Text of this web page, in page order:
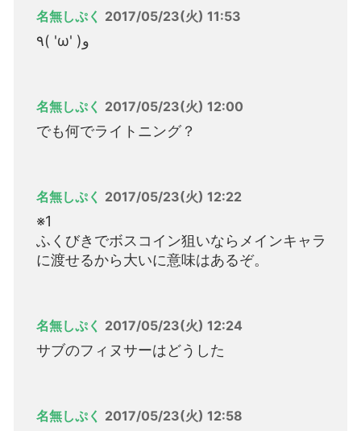
名無しぷく 2017/05/23(火) 11:53
٩( 'ω' )و
名無しぷく 2017/05/23(火) 12:00
でも何でライトニング？
名無しぷく 2017/05/23(火) 12:22
※1
ふくびきでボスコイン狙いならメインキャラ
に渡せるから大いに意味はあるぞ。
名無しぷく 2017/05/23(火) 12:24
サブのフィヌサーはどうした
名無しぷく 2017/05/23(火) 12:58